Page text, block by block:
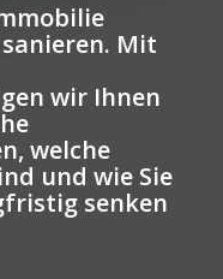
Mit
wir Ihnen
welche
und wie Sie
senken